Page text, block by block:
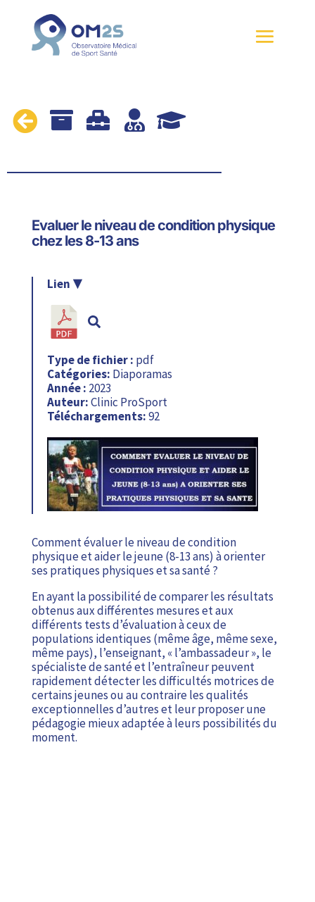
    
Evaluer le niveau de condition physique
chez les 8-13 ans
Comment évaluer le niveau de condition
physique et aider le jeune (8-13 ans) à orienter
ses pratiques physiques et sa santé ?
En ayant la possibilité de comparer les résultats
obtenus aux différentes mesures et aux
différents tests d’évaluation à ceux de
populations identiques (même âge, même sexe,
même pays), l’enseignant, « l’ambassadeur », le
spécialiste de santé et l’entraîneur peuvent
rapidement détecter les difficultés motrices de
certains jeunes ou au contraire les qualités
exceptionnelles d’autres et leur proposer une
pédagogie mieux adaptée à leurs possibilités du
moment.
Type de fichier : pdf
Catégories: Diaporamas
Année : 2023
Auteur:Clinic ProSport
Téléchargements:92